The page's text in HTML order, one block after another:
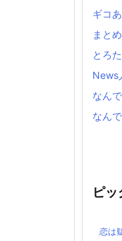
ギコ
まと
とろ
News
なん
なん
ピ
恋は